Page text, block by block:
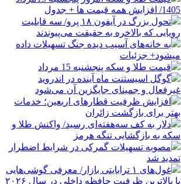
1405/ افزایش همه قیمت ها + جدول
تحول بزرگ در آیفون ۱۸ پرو/ سه قابلیت
رویایی که بالاخره به حقیقت می‌پیوندند
به خانه‌های آسیب دیده جنگ تسهیلات داده
میشود+ جزئیات
قیمت طلا و سکه پنجشنبه 15 مرداد
گوگل اسیستنت ماه آینده در اندروید
غیرفعال و جمینای جایگزین آن می‌شود
افزایش ظرفیت قطارهای اربعین؛ خدمات
بهتر برای بازگشت زائران
دلار به کف سه‌هفته‌ای رسید/ واکنش طلا و
سکه به بازگشایی تنگه هرمز
مصوبه تسهیلات گمرکی در شرایط اضطرار
تمدید شد
غول‌های ۱ ترابایتی بازار/ معرفی گوشی‌هایی
با بالاترین ظرفیت حافظه داخلی در سال ۲۰۲۶